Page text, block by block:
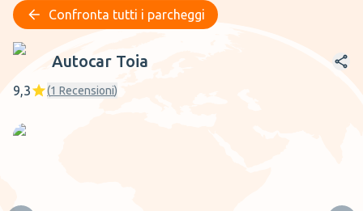
Confronta tutti i parcheggi
Autocar Toia
Autocar Toia
9,3 (1 Recensioni)